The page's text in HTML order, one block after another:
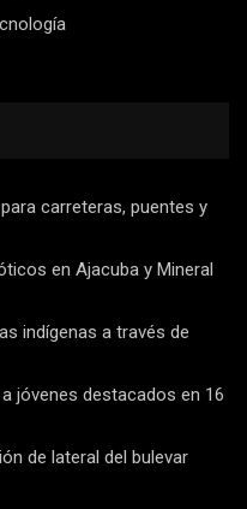
carreteras, puentes y
en Ajacuba y Mineral
indígenas a través de
jóvenes destacados en 16
de lateral del bulevar